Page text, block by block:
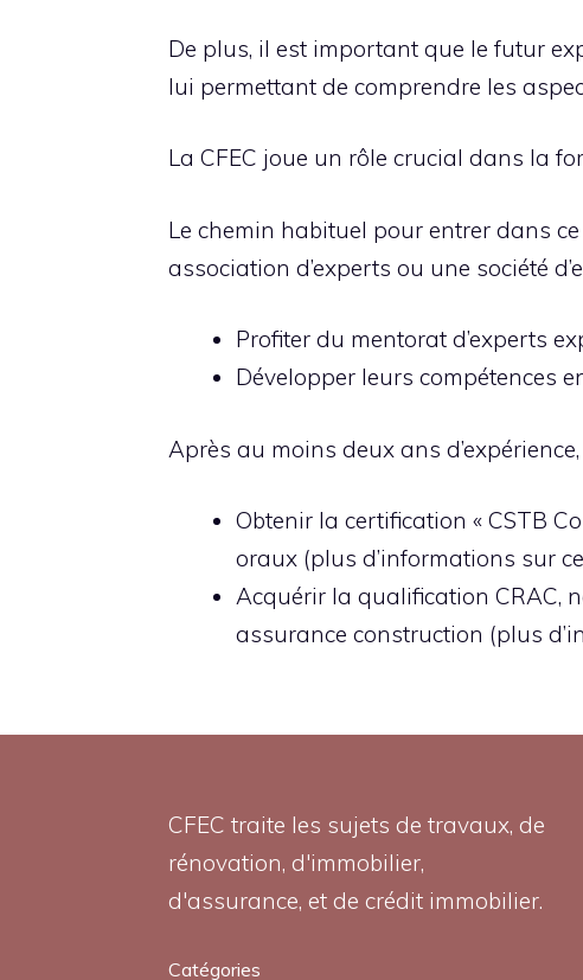
De plus, il est important que le futur
lui permettant de comprendre les
La CFEC joue un rôle crucial dans la
Le chemin habituel pour entrer dans
association d’experts ou une société
Profiter du mentorat d’experts
Développer leurs compétences
Après au moins deux ans
Obtenir la certification « CSTB
oraux (plus d’informations sur
Acquérir la qualification CRAC,
assurance construction (plus
CFEC traite les sujets de travaux, de
rénovation, d'immobilier,
d'assurance, et de crédit immobilier.
Catégories